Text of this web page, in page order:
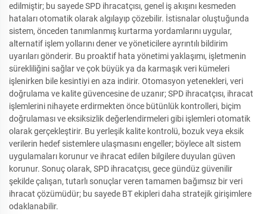
edilmiştir; bu sayede SPD ihracatçısı, genel iş akışını kesmeden
hataları otomatik olarak algılayıp çözebilir. İstisnalar oluştuğunda
sistem, önceden tanımlanmış kurtarma yordamlarını uygular,
alternatif işlem yollarını dener ve yöneticilere ayrıntılı bildirim
uyarıları gönderir. Bu proaktif hata yönetimi yaklaşımı, işletmenin
sürekliliğini sağlar ve çok büyük ya da karmaşık veri kümeleri
işlenirken bile kesintiyi en aza indirir. Otomasyon yetenekleri, veri
doğrulama ve kalite güvencesine de uzanır; SPD ihracatçısı, ihracat
işlemlerini nihayete erdirmekten önce bütünlük kontrolleri, biçim
doğrulaması ve eksiksizlik değerlendirmeleri gibi işlemleri otomatik
olarak gerçekleştirir. Bu yerleşik kalite kontrolü, bozuk veya eksik
verilerin hedef sistemlere ulaşmasını engeller; böylece alt sistem
uygulamaları korunur ve ihracat edilen bilgilere duyulan güven
korunur. Sonuç olarak, SPD ihracatçısı, gece gündüz güvenilir
şekilde çalışan, tutarlı sonuçlar veren tamamen bağımsız bir veri
ihracat çözümüdür; bu sayede BT ekipleri daha stratejik girişimlere
odaklanabilir.